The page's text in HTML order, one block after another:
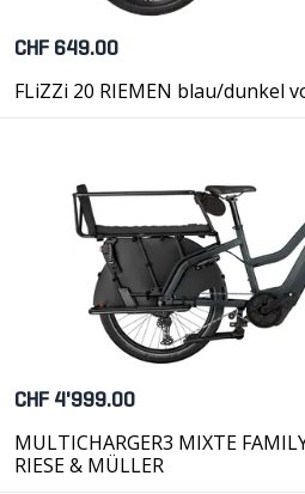
CHF 649.00
FLiZZi 20 RIEMEN blau/dunkel
CHF 4'999.00
MULTICHARGER3 MIXTE
RIESE & MÜLLER